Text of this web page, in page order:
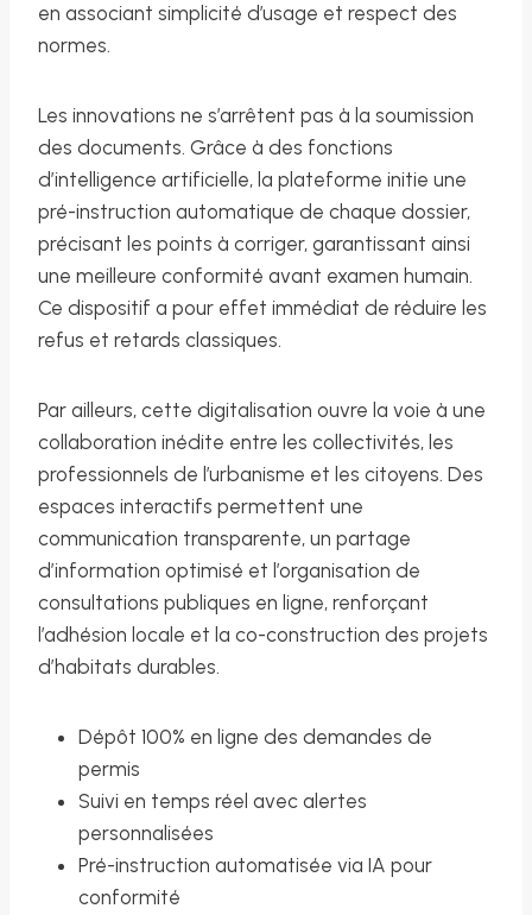
en associant simplicité d’usage et respect des
normes.
Les innovations ne s’arrêtent pas à la soumission
des documents. Grâce à des fonctions
d’intelligence artificielle, la plateforme initie une
pré-instruction automatique de chaque dossier,
précisant les points à corriger, garantissant ainsi
une meilleure conformité avant examen humain.
Ce dispositif a pour effet immédiat de réduire les
refus et retards classiques.
Par ailleurs, cette digitalisation ouvre la voie à une
collaboration inédite entre les collectivités, les
professionnels de l’urbanisme et les citoyens. Des
espaces interactifs permettent une
communication transparente, un partage
d’information optimisé et l’organisation de
consultations publiques en ligne, renforçant
l’adhésion locale et la co-construction des projets
d’habitats durables.
Dépôt 100% en ligne des demandes de
permis
Suivi en temps réel avec alertes
personnalisées
Pré-instruction automatisée via IA pour
conformité